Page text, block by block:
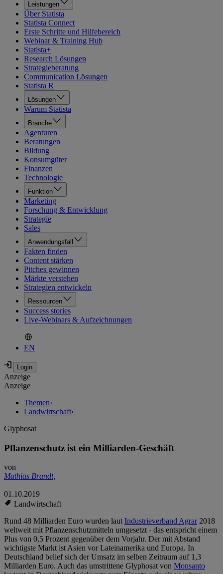
Leistungen
Über Statista
Statista Connect
Erste Schritte und Hilfebereich
Webinar & Training Hub
Statista+
Research Lösungen
Strategieberatung
Communication Lösungen
Statista R
Lösungen
Warum Statista
Branche
Agenturen
Beratungen
Bildung
Konsumgüter
Finanzen
Technologie
Funktion
Marketing
Forschung & Entwicklung
Strategie
Sales
Anwendungsfall
Fakten finden
Content stärken
Pitches gewinnen
Märkte verstehen
Strategien entwickeln
Ressourcen
Success stories
Live-Webinars & Aufzeichnungen
EN
Anzeige
Anzeige
Themen›
Landwirtschaft›
Glyphosat
Pflanzenschutz ist ein Milliarden-Geschäft
von
Mathias Brandt,
01.10.2019
Landwirtschaft
Rund 48 Milliarden Euro wurden lautIndustrieverband Agrar2018
weltweit mit Pflanzenschutzmitteln umgesetzt - das entspricht einem
Plus von 0,5 Prozent gegenüber dem Vorjahr. Der mit Abstand
wichtigste Markt ist Asien vor Lateinamerika und Europa. In
Deutschland belief sich der Umsatz im selben Zeitraum auf 1,3
Milliarden Euro. Auch das umstrittene Glyphosat von Monsanto